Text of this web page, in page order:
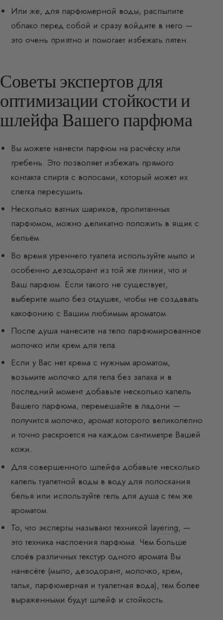
Или же, для парфюмерной воды, распылите
облако перед собой и сразу войдите в него —
это очень приятно и помогает избежать пятен.
Советы экспертов для
оптимизации стойкости и
шлейфа Вашего парфюма
Вы можете нанести парфюм на расчёску или
гребень. Это позволяет избежать прямого
контакта спирта с волосами, который может их
слегка пересушить.
Несколько ватных шариков, пропитанных
парфюмом, можно деликатно положить в ящик с
бельём.
Во время утреннего туалета используйте мыло и
особенно дезодорант из той же линии, что и
Ваш парфюм. Если такого не существует,
выберите мыло без отдушек, чтобы не создавать
какофонию с Вашим любимым ароматом.
После душа нанесите на тело парфюмированное
молочко или крем для тела.
Если у Вас нет крема с нужным ароматом,
возьмите молочко для тела без запаха и в
последний момент добавьте несколько капель
Вашего парфюма, перемешайте в ладони —
получится молочко, аромат которого великолепно
и точно раскроется на каждом сантиметре Вашей
кожи.
Для совершенного шлейфа добавьте несколько
капель туалетной воды в воду для полоскания
белья или используйте гель для душа с тем же
ароматом.
То, что эксперты называют техникой layering, —
это техника наслоения парфюма. Чем больше
слоёв различных текстур одного аромата Вы
нанесёте (мыло, дезодорант, молочко, крем,
тальк, парфюмерная и туалетная вода), тем более
выраженными будут шлейф и стойкость.